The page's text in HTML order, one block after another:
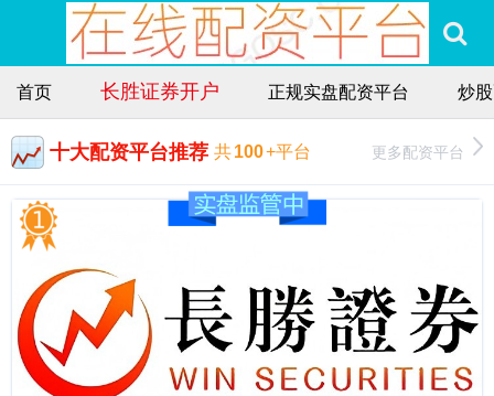
首页 长胜证券开户 正规实盘配资平台 炒
十大配资平台推荐 共100+平台 更多配资平台